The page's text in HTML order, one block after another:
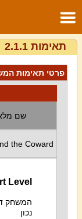
תאימות 2.1.1
פרטי תאימות
שם
the Coward
Level
המשחק
נכון